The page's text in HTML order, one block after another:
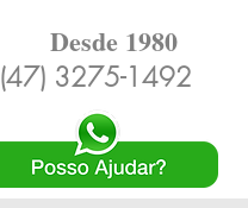
(47) 3275-1492
Desde 1980